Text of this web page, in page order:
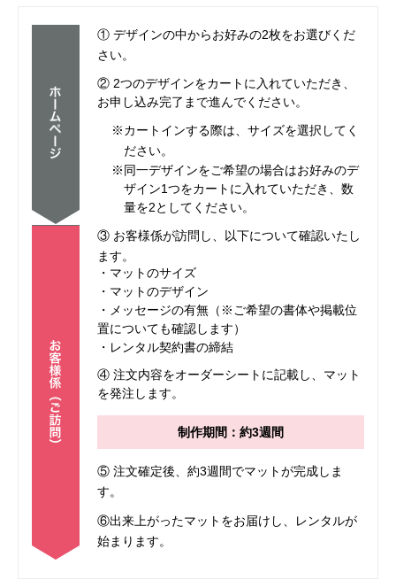
① デザインの中からお好みの2枚をお選びくだ
さい。
② 2つのデザインをカートに入れていただき、
お申し込み完了まで進んでください。
※カートインする際は、サイズを選択してく
ださい。
※同一デザインをご希望の場合はお好みのデ
ザイン1つをカートに入れていただき、数
量を2としてください。
③ お客様係が訪問し、以下について確認いたし
ます。
・マットのサイズ
・マットのデザイン
・メッセージの有無（※ご希望の書体や掲載位
置についても確認します）
・レンタル契約書の締結
④ 注文内容をオーダーシートに記載し、マット
を発注します。
制作期間：約3週間
⑤ 注文確定後、約3週間でマットが完成しま
す。
⑥出来上がったマットをお届けし、レンタルが
始まります。